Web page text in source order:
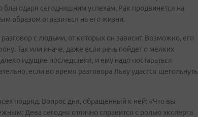
сегодняшним успехам, Рак продвинется на
образом отразиться на его жизни.
с людьми, от которых он зависит. Возможно, его
Так или иначе, даже если речь пойдет о мелких
идущие последствия, и ему надо постараться
если во время разговора Льву удастся щегольнуть
подряд. Вопрос дня, обращенный к ней: «Что вы
Дева сегодня отлично справится с ролью эксперта